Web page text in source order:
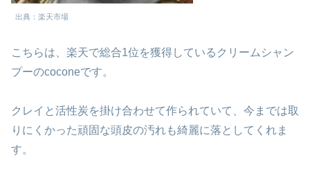
出典：楽天市場
こちらは、楽天で総合1位を獲得しているクリームシャン
プーのcoconeです。
クレイと活性炭を掛け合わせて作られていて、今までは取
りにくかった頑固な頭皮の汚れも綺麗に落としてくれま
す。